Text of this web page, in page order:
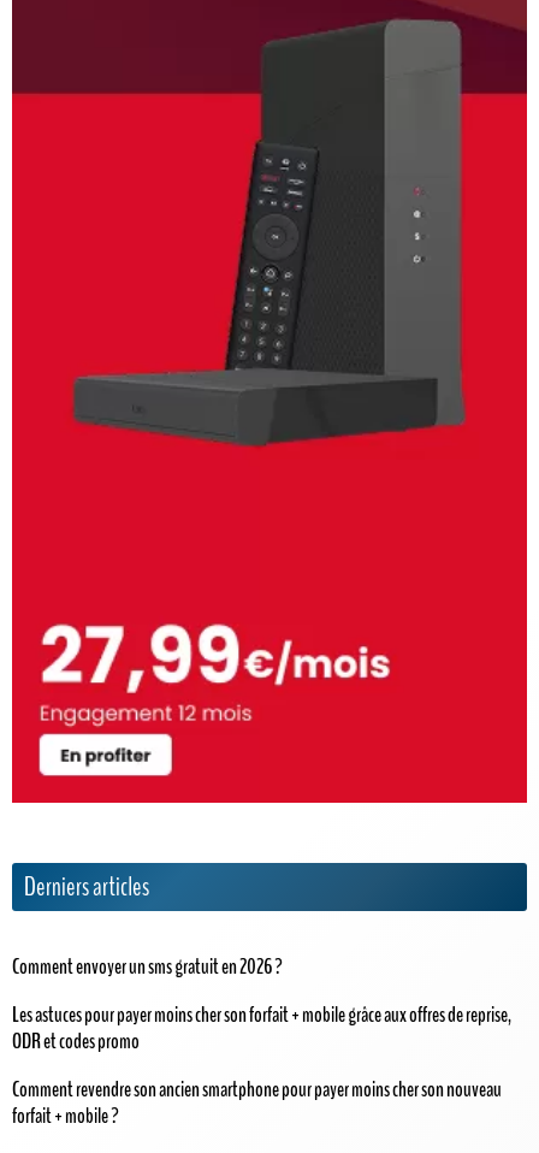
Derniers articles
Comment envoyer un sms gratuit en 2026 ?
Les astuces pour payer moins cher son forfait + mobile grâce aux offres de reprise,
ODR et codes promo
Comment revendre son ancien smartphone pour payer moins cher son nouveau
forfait + mobile ?